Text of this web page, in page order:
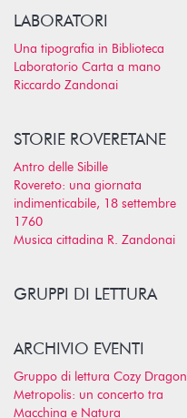
LABORATORI
Una tipografia in Biblioteca
Laboratorio Carta a mano
Riccardo Zandonai
STORIE ROVERETANE
Antro delle Sibille
Rovereto: una giornata
indimenticabile, 18 settembre
1760
Musica cittadina R. Zandonai
GRUPPI DI LETTURA
ARCHIVIO EVENTI
Gruppo di lettura Cozy Dragon
Metropolis: un concerto tra
Macchina e Natura